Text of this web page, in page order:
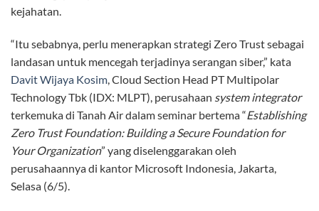
kejahatan.
“Itu sebabnya, perlu menerapkan strategi Zero Trust sebagai
landasan untuk mencegah terjadinya serangan siber,” kata
Davit Wijaya Kosim, Cloud Section Head PT Multipolar
Technology Tbk (IDX: MLPT), perusahaan system integrator
terkemuka di Tanah Air dalam seminar bertema “Establishing
Zero Trust Foundation: Building a Secure Foundation for
Your Organization” yang diselenggarakan oleh
perusahaannya di kantor Microsoft Indonesia, Jakarta,
Selasa (6/5).